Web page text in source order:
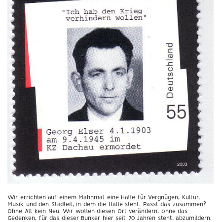
Wir errichten auf einem Mahnmal eine Halle für Vergnügen, Kultur,
Musik und den Stadteil, in dem die Halle steht. Passt das zusammen?
Ohne Alt kein Neu. Wir wollen diesen Ort verändern, ohne das
Gedenken, für das dieser Bunker hier seit 70 Jahren steht, abzumildern.